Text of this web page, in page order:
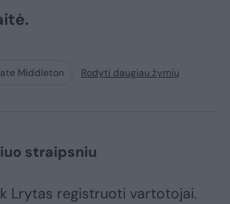
Middleton Rodyti daugiau žymių
straipsniu
Lrytas registruoti vartotojai.